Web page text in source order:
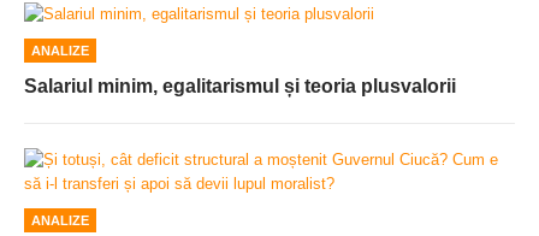
ANALIZE
Salariul minim, egalitarismul și teoria plusvalorii
ANALIZE